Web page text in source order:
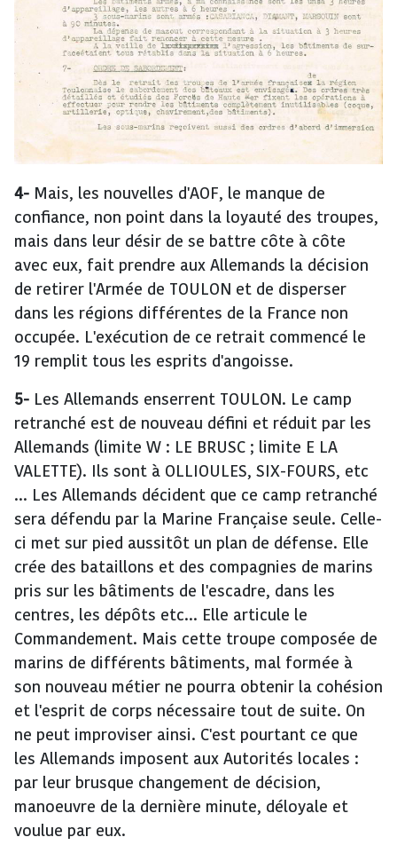
4- Mais, les nouvelles d'AOF, le manque de
confiance, non point dans la loyauté des troupes,
mais dans leur désir de se battre côte à côte
avec eux, fait prendre aux Allemands la décision
de retirer l'Armée de TOULON et de disperser
dans les régions différentes de la France non
occupée. L'exécution de ce retrait commencé le
19 remplit tous les esprits d'angoisse.
5- Les Allemands enserrent TOULON. Le camp
retranché est de nouveau défini et réduit par les
Allemands (limite W : LE BRUSC ; limite E LA
VALETTE). Ils sont à OLLIOULES, SIX-FOURS, etc
... Les Allemands décident que ce camp retranché
sera défendu par la Marine Française seule. Celle-
ci met sur pied aussitôt un plan de défense. Elle
crée des bataillons et des compagnies de marins
pris sur les bâtiments de l'escadre, dans les
centres, les dépôts etc... Elle articule le
Commandement. Mais cette troupe composée de
marins de différents bâtiments, mal formée à
son nouveau métier ne pourra obtenir la cohésion
et l'esprit de corps nécessaire tout de suite. On
ne peut improviser ainsi. C'est pourtant ce que
les Allemands imposent aux Autorités locales :
par leur brusque changement de décision,
manoeuvre de la dernière minute, déloyale et
voulue par eux.